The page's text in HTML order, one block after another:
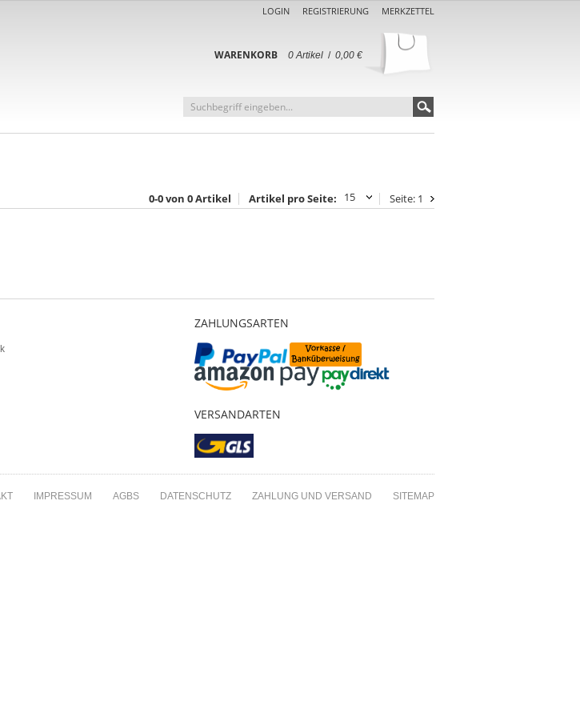
LOGIN REGISTRIERUNG MERKZETTEL
WARENKORB 0 Artikel / 0,00 €
0-0 von 0 Artikel Artikel pro Seite: Seite: 1 0
ZAHLUNGSARTEN
VERSANDARTEN
IMPRESSUM AGBS DATENSCHUTZ ZAHLUNG UND VERSAND SITEMAP